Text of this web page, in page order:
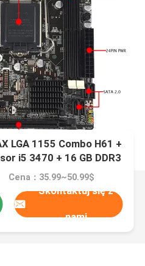
LGA 1155 Combo H61 +
i5 3470 + 16 GB DDR3
Cena：35.99~50.99$
Skontaktuj się z
nami